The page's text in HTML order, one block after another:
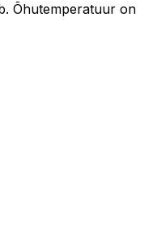
Õhutemperatuur on